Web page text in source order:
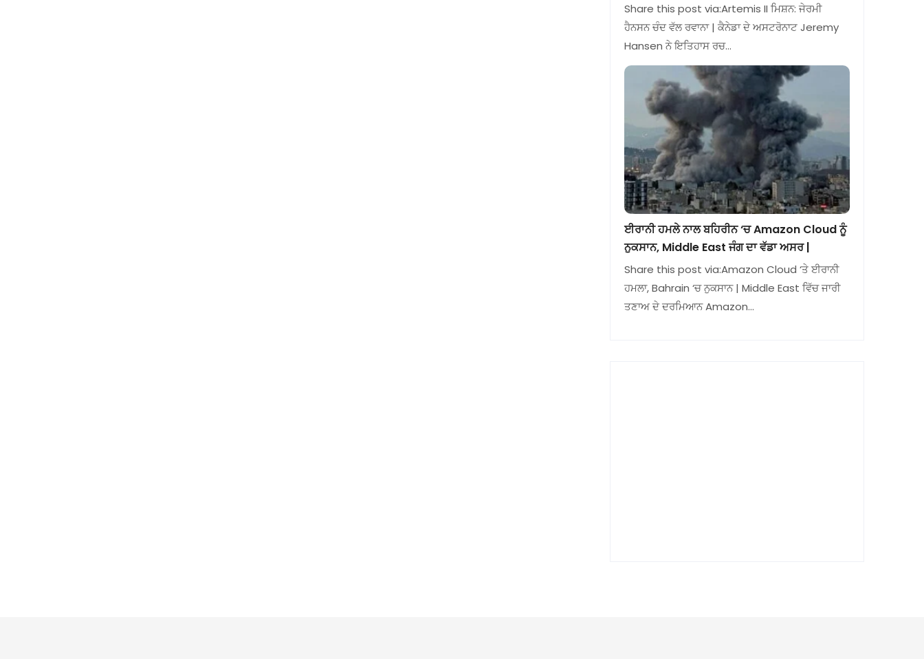
Share this post via:Artemis II ਮਿਸ਼ਨ: ਜੇਰਮੀ
ਹੈਨਸਨ ਚੰਦ ਵੱਲ ਰਵਾਨਾ | ਕੈਨੇਡਾ ਦੇ ਅਸਟਰੋਨਾਟ Jeremy
Hansen ਨੇ ਇਤਿਹਾਸ ਰਚ…
ਈਰਾਨੀ ਹਮਲੇ ਨਾਲ ਬਹਿਰੀਨ ‘ਚ Amazon Cloud ਨੂੰ
ਨੁਕਸਾਨ, Middle East ਜੰਗ ਦਾ ਵੱਡਾ ਅਸਰ |
Share this post via:Amazon Cloud ‘ਤੇ ਈਰਾਨੀ
ਹਮਲਾ, Bahrain ‘ਚ ਨੁਕਸਾਨ | Middle East ਵਿੱਚ ਜਾਰੀ
ਤਣਾਅ ਦੇ ਦਰਮਿਆਨ Amazon…